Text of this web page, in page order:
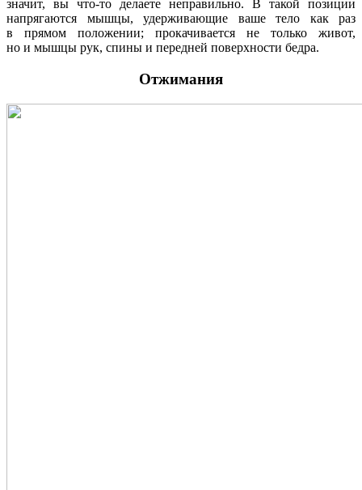
значит, вы что-то делаете неправильно. В такой позиции
напрягаются мышцы, удерживающие ваше тело как раз
в прямом положении; прокачивается не только живот,
но и мышцы рук, спины и передней поверхности бедра.
Отжимания